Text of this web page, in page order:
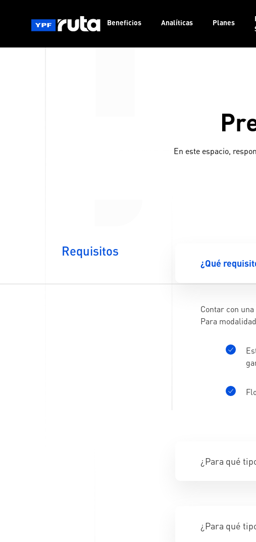
Beneficios Analíticas Planes
En este espacio,
Requisitos
¿Qué
Contar con
Para
¿Para qué
¿Para qué